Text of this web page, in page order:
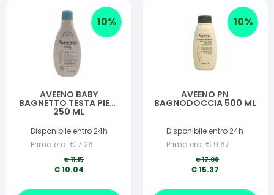
10%
AVEENO BABY
BAGNETTO TESTA PIEDI
250 ML
Disponibile entro 24h
Prima era: €7.26
€11.15
€10.04
10%
AVEENO PN
BAGNODOCCIA 500 ML
Disponibile entro 24h
Prima era: €9.67
€17.08
€15.37